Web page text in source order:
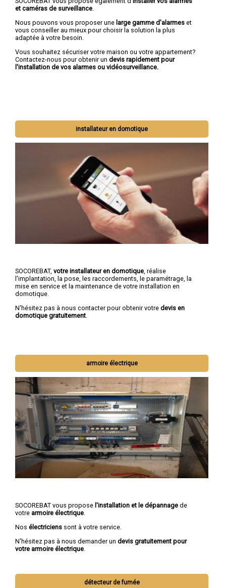
et caméras de surveillance.
Nous pouvons vous proposer une large gamme d'alarmes et
vous conseiller au mieux pour choisir la solution la plus
adaptée à votre besoin.
Vous souhaitez sécuriser votre maison ou votre appartement?
Contactez-nous pour obtenir un devis rapidement pour
l'installation de vos alarmes ou vidéosurveillance.
installateur en domotique
SOCOREBAT, votre installateur en domotique , réalise
l'implantation, la pose, les raccordements, le paramétrage, la
mise en service et la maintenance de votre installation en
domotique.
N'hésitez pas à nous contacter pour obtenir votre devis en
domotique gratuitement
armoire électrique
SOCOREBAT vous propose l'installation et le dépannage de
votre armoire électrique.
Nos électriciens sont à votre service.
N'hésitez pas à nous demander un devis gratuitement pour
votre armoire électrique
détecteur de fumée